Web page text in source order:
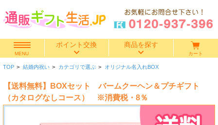
MENU
ポイント交換 商品を探す
快気祝い
香典返し
カート
TOP > 結婚内祝い > カテゴリで選ぶ > オリジナル名入れBOX
【送料無料】BOXセット バームクーヘン＆プチギフト
（カタログなしコース） ※消費税・8％